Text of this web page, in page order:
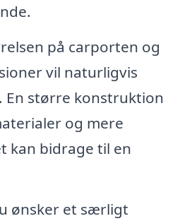
på carporten og
vil naturligvis
En større konstruktion
og mere
kan bidrage til en
ønsker et særligt